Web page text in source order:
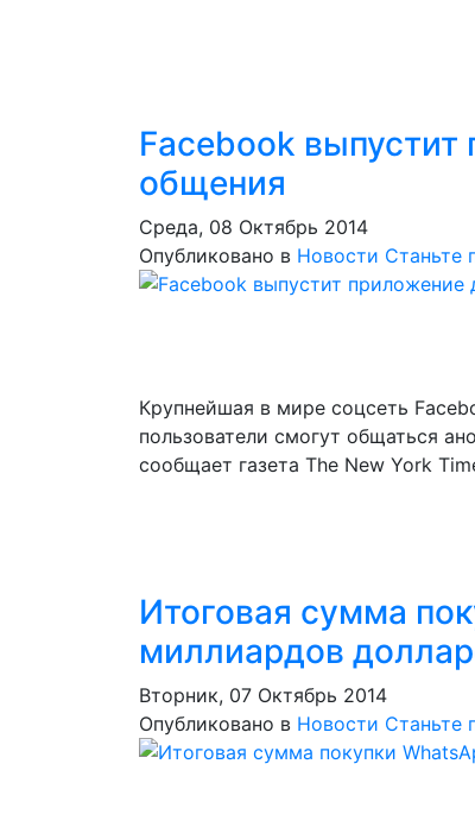
Facebook
общения
Среда, 08 Октябрь 2014
Опубликовано в Новости Станьте
Крупнейшая в мире соцсеть
пользователи смогут общаться
сообщает газета The New York
Итоговая сумма
миллиардов
Вторник, 07 Октябрь 2014
Опубликовано в Новости Станьте